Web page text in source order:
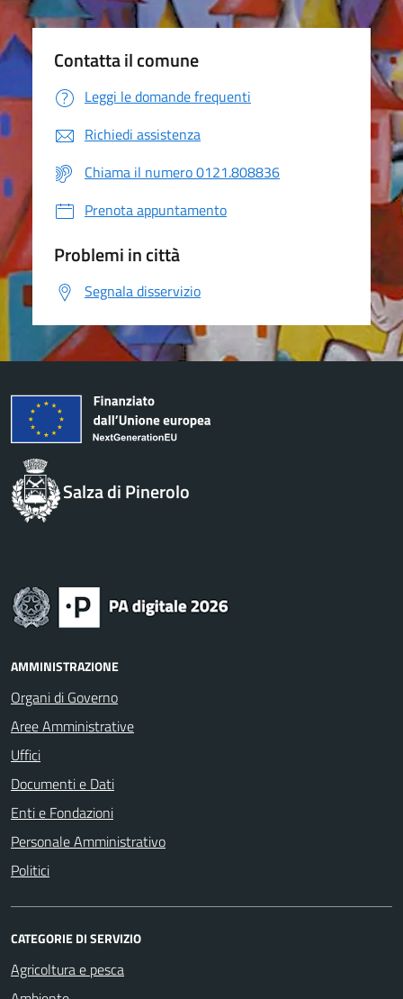
Contatta il comune
Leggi le domande frequenti
Richiedi assistenza
Chiama il numero 0121.808836
Prenota appuntamento
Problemi in città
Segnala disservizio
Salza di Pinerolo
AMMINISTRAZIONE
Organi di Governo
Aree Amministrative
Uffici
Documenti e Dati
Enti e Fondazioni
Personale Amministrativo
Politici
CATEGORIE DI SERVIZIO
Agricoltura e pesca